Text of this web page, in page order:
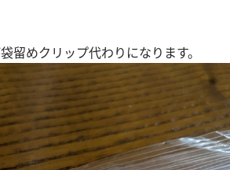
めクリップ代わりになります。